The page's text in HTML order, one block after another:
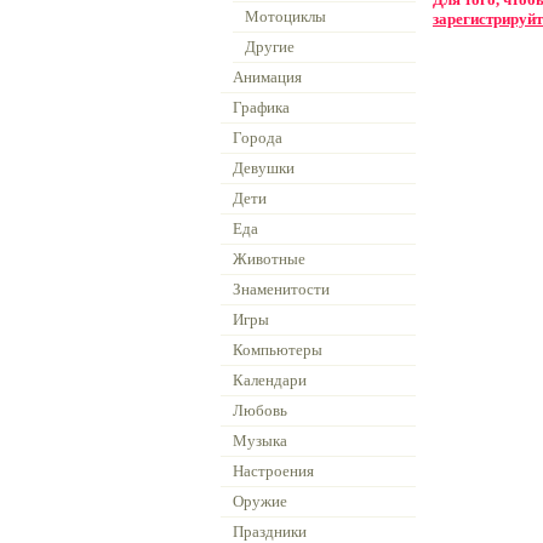
Мотоциклы
Другие
Анимация
Графика
Города
Девушки
Дети
Еда
Животные
Знаменитости
Игры
Компьютеры
Календари
Любовь
Музыка
Настроения
Оружие
Праздники